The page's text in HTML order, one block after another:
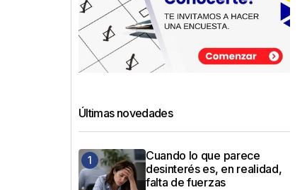
Últimas novedades
Cuando lo que parece
desinterés es, en realidad,
falta de fuerzas